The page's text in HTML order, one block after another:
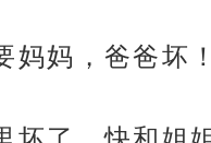
妈妈，爸爸坏